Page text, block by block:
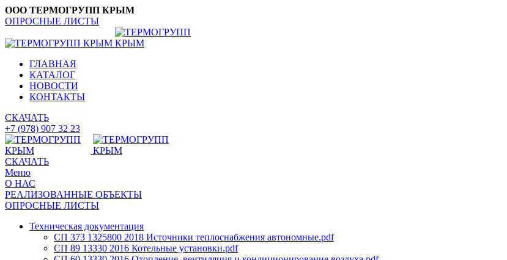
ООО ТЕРМОГРУПП КРЫМ
ОПРОСНЫЕ ЛИСТЫ
ГЛАВНАЯ
КАТАЛОГ
НОВОСТИ
КОНТАКТЫ
СКАЧАТЬ
+7 (978) 907 32 23
СКАЧАТЬ
Меню
О НАС
РЕАЛИЗОВАННЫЕ ОБЪЕКТЫ
ОПРОСНЫЕ ЛИСТЫ
Техническая документация
СП 373 1325800 2018 Источники теплоснабжения автономные.pdf
СП 89 13330 2016 Котельные установки.pdf